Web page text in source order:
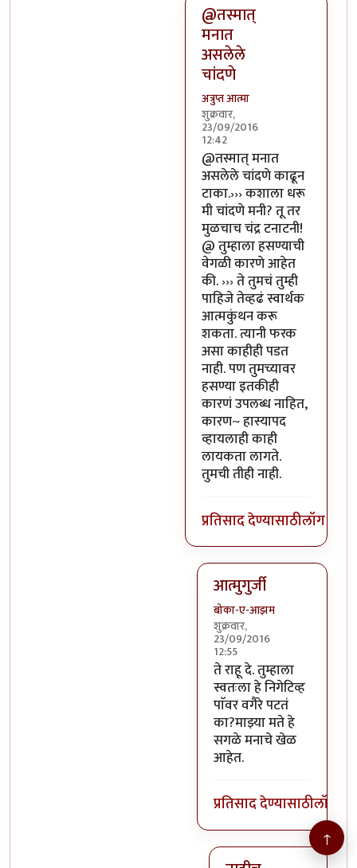
@तस्मात्
मनात
असलेले
चांदणे
अत्रुप्त आत्मा
शुक्रवार,
23/09/2016
12:42
In reply toया भोपळ्याची
@तस्मात् मनात
असलेले चांदणे काढून
टाका.››› कशाला धरू
मी चांदणे मनी? तू तर
मुळचाच चंद्र टनाटनी!
@ तुम्हाला हसण्याची
वेगळी कारणे आहेत
की. ››› ते तुमचं तुम्ही
पाहिजे तेव्हढं स्वार्थक
आत्मकुंथन करू
शकता. त्यानी फरक
असा काहीही पडत
नाही. पण तुमच्यावर
हसण्या इतकीही
कारणं उपलब्ध नाहित,
कारण~ हास्यापद
व्हायलाही काही
लायकता लागते.
तुमची तीही नाही.
प्रतिसाद देण्यासाठीलॉग इन
आत्मुगुर्जी
बोका-ए-आझम
शुक्रवार,
23/09/2016
12:55
In reply to@तस्मात्
ते राहू दे. तुम्हाला
स्वतःला हे निगेटिव्ह
पाॅवर वगैरे पटतं
का?माझ्या मते हे
सगळे मनाचे खेळ
आहेत.
प्रतिसाद देण्यासाठीलॉग
↑